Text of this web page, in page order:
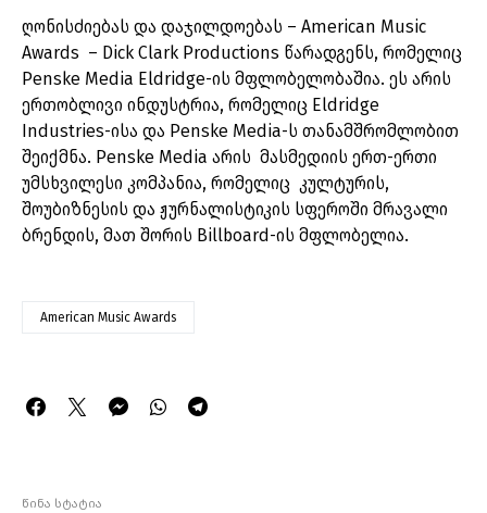
ღონისძიებას და დაჯილდოებას – American Music
Awards – Dick Clark Productions წარადგენს, რომელიც
Penske Media Eldridge-ის მფლობელობაშია. ეს არის
ერთობლივი ინდუსტრია, რომელიც Eldridge
Industries-ისა და Penske Media-ს თანამშრომლობით
შეიქმნა. Penske Media არის მასმედიის ერთ-ერთი
უმსხვილესი კომპანია, რომელიც კულტურის,
შოუბიზნესის და ჟურნალისტიკის სფეროში მრავალი
ბრენდის, მათ შორის Billboard-ის მფლობელია.
American Music Awards
წინა სტატია